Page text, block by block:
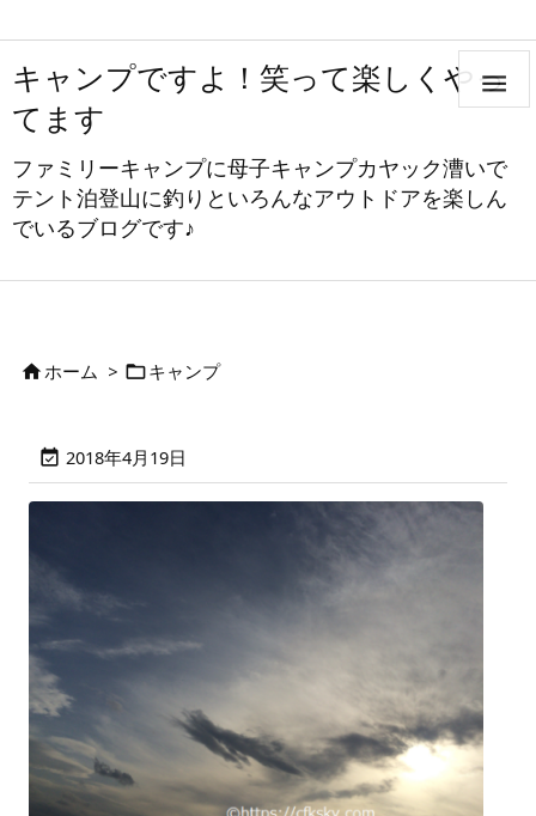
キャンプですよ！笑って楽しくやっ
てます
ファミリーキャンプに母子キャンプカヤック漕いで
テント泊登山に釣りといろんなアウトドアを楽しん
でいるブログです♪

ホーム > キャンプ
 2018年4月19日